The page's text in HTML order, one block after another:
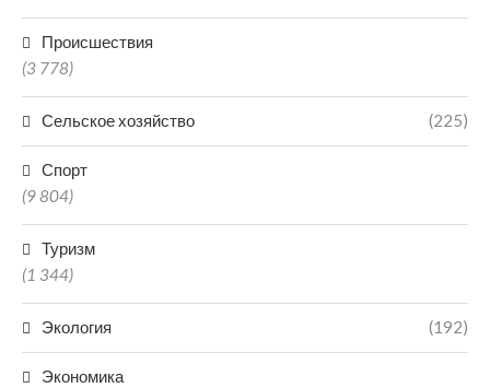
Происшествия
(3 778)
Сельское хозяйство (225)
Спорт
(9 804)
Туризм
(1 344)
Экология (192)
Экономика